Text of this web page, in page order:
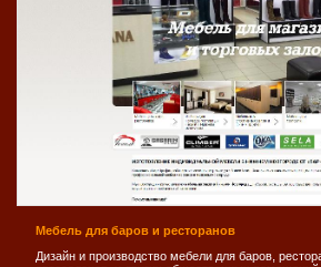
Мебель для баров и ресторанов
Дизайн и производство мебели для баров,